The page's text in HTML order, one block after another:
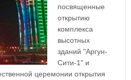
посвященные
открытию
комплекса
высотных
зданий "Аргун-
Сити-1" и
церемонии открытия